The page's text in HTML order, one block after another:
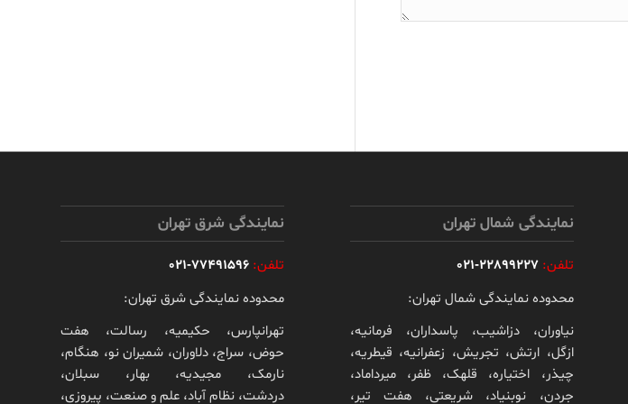
نمایندگی شمال تهران
تلفن:22899227-021
محدوده نمایندگی شمال تهران:
نیاوران، دزاشیب، پاسداران، فرمانیه،
ازگل، ارتش، تجریش، زعفرانیه، قیطریه،
چیذر، اختیاره، قلهک، ظفر، میرداماد،
جردن، نوبنیاد، شریعتی، هفت تیر،
نمایندگی شرق تهران
تلفن: 77491596-021
محدوده نمایندگی شرق تهران:
تهرانپارس، حکیمیه، رسالت، هفت
حوض، سراج، دلاوران، شمیران نو، هنگام،
نارمک، مجیدیه، بهار، سبلان،
دردشت، نظام آباد، علم و صنعت، پیروزی،